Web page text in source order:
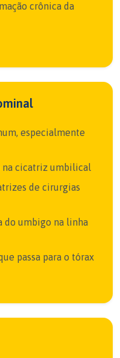
crônica da
especialmente
na cicatriz umbilical
de cirurgias
do umbigo na linha
passa para o tórax